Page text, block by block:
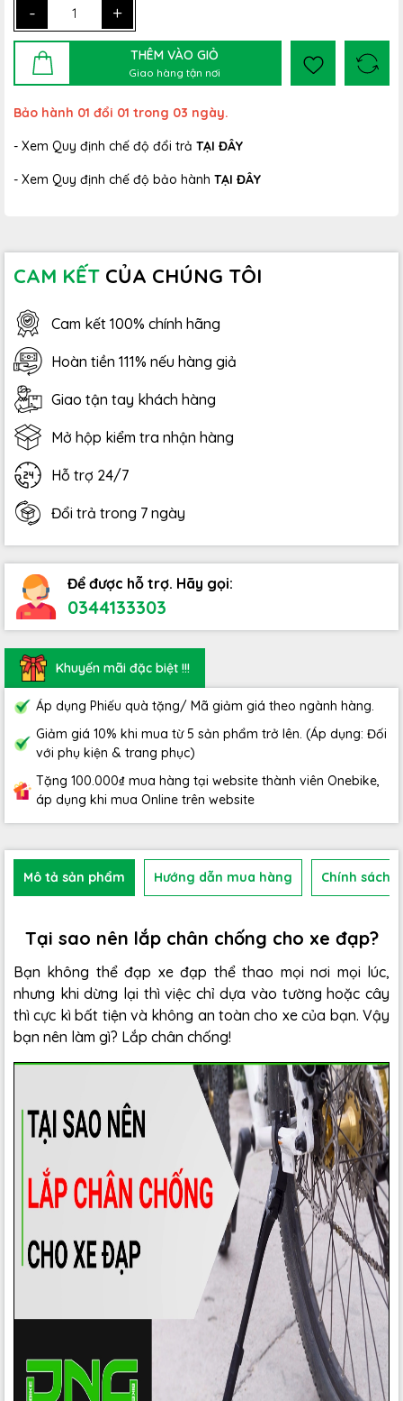
- +
THÊM VÀO GIỎ
Giao hàng tận nơi
Bảo hành 01 đổi 01 trong 03 ngày.
- Xem Quy định chế độ đổi trả TẠI ĐÂY
- Xem Quy định chế độ bảo hành TẠI ĐÂY
CAM KẾT CỦA CHÚNG TÔI
Cam kết 100% chính hãng
Hoàn tiền 111% nếu hàng giả
Giao tận tay khách hàng
Mở hộp kiểm tra nhận hàng
Hỗ trợ 24/7
Đổi trả trong 7 ngày
Để được hỗ trợ. Hãy gọi:
0344133303
Khuyến mãi đặc biệt !!!
Áp dụng Phiếu quà tặng/ Mã giảm giá theo ngành hàng.
Giảm giá 10% khi mua từ 5 sản phẩm trở lên. (Áp dụng: Đối
với phụ kiện & trang phục)
Tặng 100.000₫ mua hàng tại website thành viên Onebike,
áp dụng khi mua Online trên website
Mô tả sản phẩm Hướng dẫn mua hàng Chính sách
Tại sao nên lắp chân chống cho xe đạp?
Bạn không thể đạp xe đạp thể thao mọi nơi mọi lúc,
nhưng khi dừng lại thì việc chỉ dựa vào tường hoặc cây
thì cực kì bất tiện và không an toàn cho xe của bạn. Vậy
bạn nên làm gì? Lắp chân chống!